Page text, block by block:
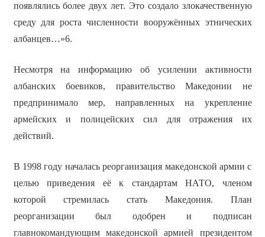
появлялись более двух лет. Это создало злокачественную
среду для роста численности вооружённых этнических
албанцев…»6.
Несмотря на информацию об усилении активности
албанских боевиков, правительство Македонии не
предпринимало мер, направленных на укрепление
армейских и полицейских сил для отражения их
действий.
В 1998 году началась реорганизация македонской армии с
целью приведения её к стандартам НАТО, членом
которой стремилась стать Македония. План
реорганизации был одобрен и подписан
главнокомандующим македонской армией президентом